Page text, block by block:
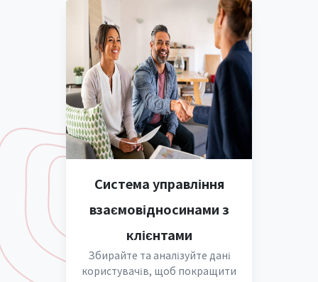
Система управління
взаємовідносинами з
клієнтами
Збирайте та аналізуйте дані
користувачів, щоб покращити